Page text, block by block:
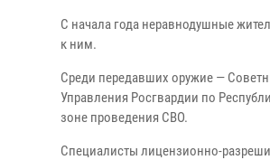
С начала года неравнодушные
к ним.
Среди передавших оружие —
Управления Росгвардии по
зоне проведения СВО.
Специалисты лицензионно-